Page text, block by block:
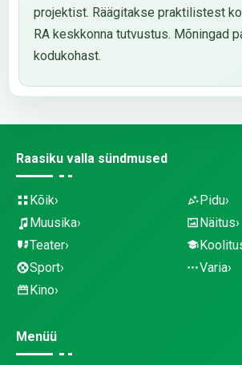
projektist. Räägitakse praktilistest
RA keskkonna tutvustus. Mõningad
kodukohast.
Raasiku valla sündmused
Kõik
Muusika
Teater
Sport
Kino
Pidu
Näitus
Varia
Menüü